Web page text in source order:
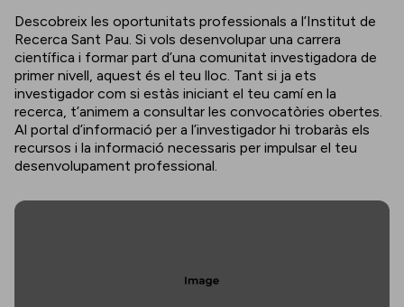
Descobreix les oportunitats professionals a l’Institut de
Recerca Sant Pau. Si vols desenvolupar una carrera
científica i formar part d’una comunitat investigadora de
primer nivell, aquest és el teu lloc. Tant si ja ets
investigador com si estàs iniciant el teu camí en la
recerca, t’animem a consultar les convocatòries obertes.
Al portal d’informació per a l’investigador hi trobaràs els
recursos i la informació necessaris per impulsar el teu
desenvolupament professional.